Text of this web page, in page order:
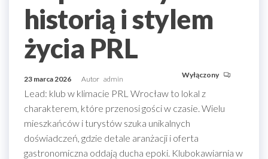
historią i stylem
życia PRL
23 marca 2026 Autor admin Wyłączony
Lead: klub w klimacie PRL Wrocław to lokal z
charakterem, które przenosi gości w czasie. Wielu
mieszkańców i turystów szuka unikalnych
doświadczeń, gdzie detale aranżacji i oferta
gastronomiczna oddają ducha epoki. Klubokawiarnia w